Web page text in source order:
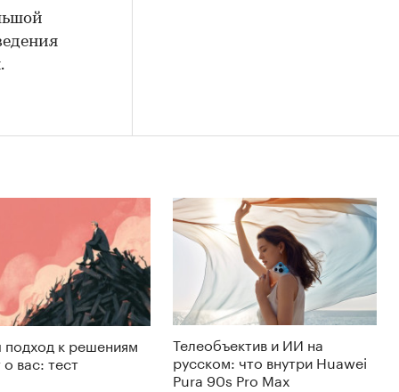
к решениям
вас: тест
Телеобъектив и ИИ на
русском: что внутри Huawei
Pura 90s Pro Max